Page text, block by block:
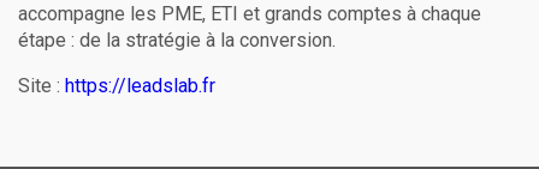
accompagne les PME, ETI et grands comptes à chaque
étape : de la stratégie à la conversion.
Site : https://leadslab.fr